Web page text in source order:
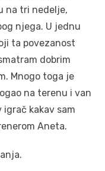
na tri nedelje,
njega. U jednu
ta povezanost
dobrim
Mnogo toga je
na terenu i van
igrač kakav sam
Aneta.